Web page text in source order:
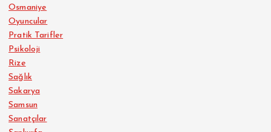
Osmaniye
Oyuncular
Pratik Tarifler
Psikoloji
Rize
Sağlık
Sakarya
Samsun
Sanatçılar